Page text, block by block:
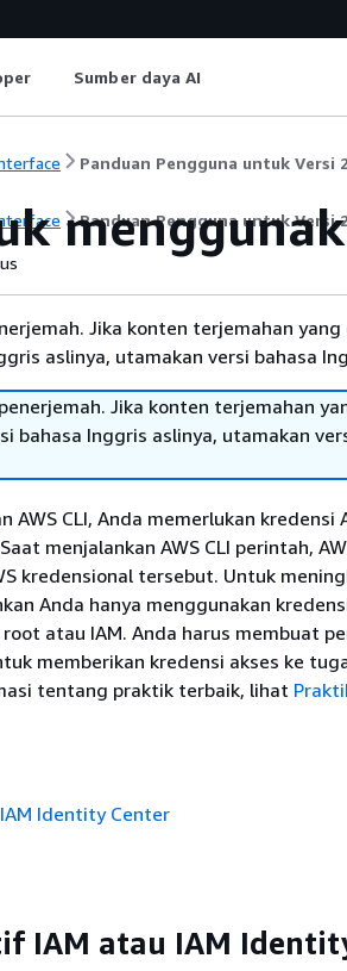
Sumber daya AI
Panduan Pengguna untuk Versi
Panduan Pengguna untuk Versi
Jika konten terjemahan yang
aslinya, utamakan versi bahasa
Jika konten terjemahan
bahasa Inggris aslinya, utamakan
AWS CLI, Anda memerlukan kredensi
menjalankan AWS CLI perintah,
kredensional tersebut. Untuk
Anda hanya menggunakan
atau IAM. Anda harus membuat
memberikan kredensi akses ke
tentang praktik terbaik, lihat
Identity Center
IAM atau IAM